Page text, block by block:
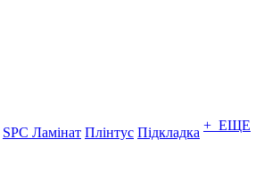
SPC Ламінат Плінтус Підкладка + ЕЩЕ